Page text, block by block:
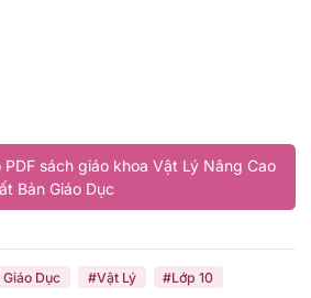
sách giáo khoa Vật Lý Nâng Cao
Bản Giáo Dục
Dục #Vật Lý
#Lớp 10